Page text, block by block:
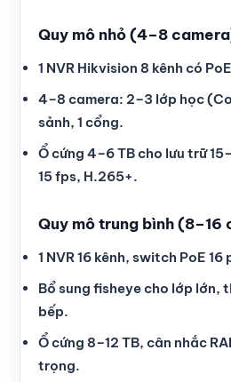
Quy mô nhỏ (4–8
1 NVR Hikvision 8 kênh có
4–8 camera: 2–3 lớp học
sảnh, 1 cổng.
Ổ cứng 4–6 TB cho lưu trữ
15 fps, H.265+.
Quy mô trung bình (8–16
1 NVR 16 kênh, switch PoE 16
Bổ sung fisheye cho lớp lớn,
bếp.
Ổ cứng 8–12 TB, cân nhắc
trọng.